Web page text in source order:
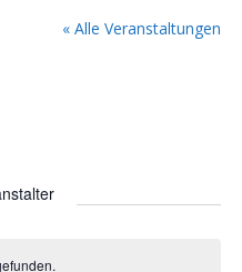
« Alle Veranstaltungen